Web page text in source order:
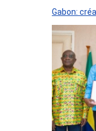
Gabon: